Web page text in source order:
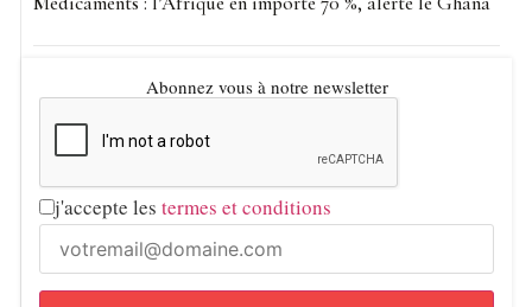
Abonnez vous à notre newsletter
j'accepte les termes et conditions